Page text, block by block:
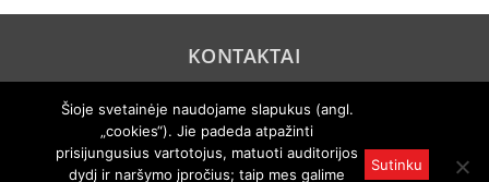
KONTAKTAI
PRIVATUMO POLITIKA
© 2005 "Axel Springer AG". Visos teisės išsaugomos. Rengiama
Šioje svetainėje naudojame slapukus (angl.
„cookies“). Jie padeda atpažinti
prisijungusius vartotojus, matuoti auditorijos
dydį ir naršymo įpročius; taip mes galime
Sutinku